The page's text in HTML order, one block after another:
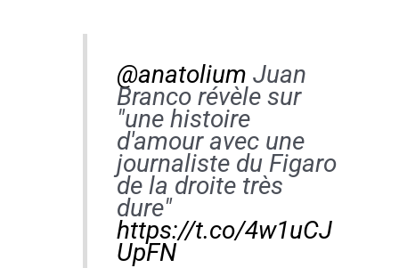
@anatolium Juan
Branco révèle sur
"une histoire
d'amour avec une
journaliste du Figaro
de la droite très
dure"
https://t.co/4w1uCJ
UpFN